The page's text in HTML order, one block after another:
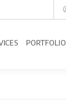
PORTFOLIO